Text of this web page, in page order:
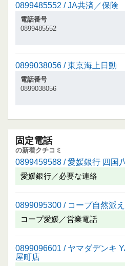
0899485552 / JA共済／保険
電話番号
0899485552
0899038056 / 東京海上日動
電話番号
0899038056
固定電話
の新着クチコミ
0899459588 / 愛媛銀行 四国
愛媛銀行／必要な連絡
0899095300 / コープ自然派
コープ愛媛／営業電話
0899096601 / ヤマダデンキ
屋町店